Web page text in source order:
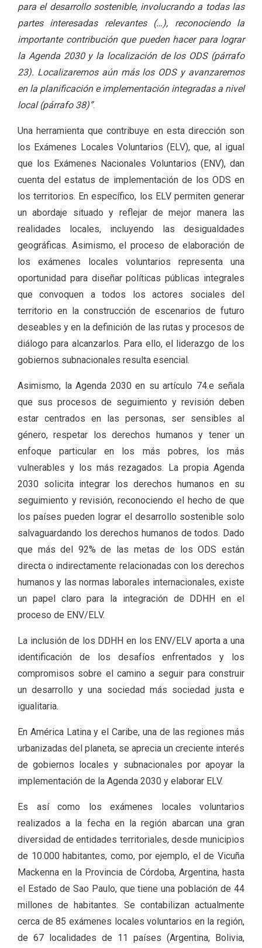
para el desarrollo sostenible, involucrando a todas las
partes interesadas relevantes (…), reconociendo la
importante contribución que pueden hacer para lograr
la Agenda 2030 y la localización de los ODS (párrafo
23). Localizaremos aún más los ODS y avanzaremos
en la planificación e implementación integradas a nivel
local (párrafo 38)”.
Una herramienta que contribuye en esta dirección son
los Exámenes Locales Voluntarios (ELV), que, al igual
que los Exámenes Nacionales Voluntarios (ENV), dan
cuenta del estatus de implementación de los ODS en
los territorios. En específico, los ELV permiten generar
un abordaje situado y reflejar de mejor manera las
realidades locales, incluyendo las desigualdades
geográficas. Asimismo, el proceso de elaboración de
los exámenes locales voluntarios representa una
oportunidad para diseñar políticas públicas integrales
que convoquen a todos los actores sociales del
territorio en la construcción de escenarios de futuro
deseables y en la definición de las rutas y procesos de
diálogo para alcanzarlos. Para ello, el liderazgo de los
gobiernos subnacionales resulta esencial.
Asimismo, la Agenda 2030 en su artículo 74.e señala
que sus procesos de seguimiento y revisión deben
estar centrados en las personas, ser sensibles al
género, respetar los derechos humanos y tener un
enfoque particular en los más pobres, los más
vulnerables y los más rezagados. La propia Agenda
2030 solicita integrar los derechos humanos en su
seguimiento y revisión, reconociendo el hecho de que
los países pueden lograr el desarrollo sostenible solo
salvaguardando los derechos humanos de todos. Dado
que más del 92% de las metas de los ODS están
directa o indirectamente relacionadas con los derechos
humanos y las normas laborales internacionales, existe
un papel claro para la integración de DDHH en el
proceso de ENV/ELV.
La inclusión de los DDHH en los ENV/ELV aporta a una
identificación de los desafíos enfrentados y los
compromisos sobre el camino a seguir para construir
un desarrollo y una sociedad más sociedad justa e
igualitaria.
En América Latina y el Caribe, una de las regiones más
urbanizadas del planeta, se aprecia un creciente interés
de gobiernos locales y subnacionales por apoyar la
implementación de la Agenda 2030 y elaborar ELV.
Es así como los exámenes locales voluntarios
realizados a la fecha en la región abarcan una gran
diversidad de entidades territoriales, desde municipios
de 10.000 habitantes, como, por ejemplo, el de Vicuña
Mackenna en la Provincia de Córdoba, Argentina, hasta
el Estado de Sao Paulo, que tiene una población de 44
millones de habitantes. Se contabilizan actualmente
cerca de 85 exámenes locales voluntarios en la región,
de 67 localidades de 11 países (Argentina, Bolivia,